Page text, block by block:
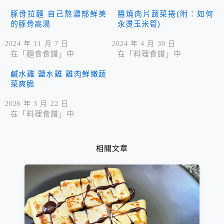
豚骨拉麵 自己熬濃郁鮮美
的豚骨高湯
2024 年 11 月 7 日
在「麵食食譜」中
醬燒肉片蔬菜捲(附：如何
汆燙玉米筍)
2024 年 4 月 30 日
在「料理食譜」中
鹹水雞 鹽水雞 雞肉鮮嫩蔬
菜爽脆
2026 年 3 月 22 日
在「料理食譜」中
相關文章